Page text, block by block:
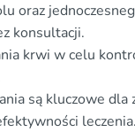
oraz
konsultacji.
krwi w celu
są kluczowe dla